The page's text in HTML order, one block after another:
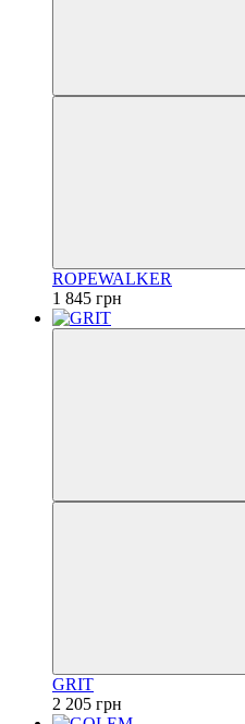
ROPEWALKER
1 845 грн
GRIT
2 205 грн